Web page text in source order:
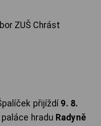
ZUŠ Chrást
přijíždí 9. 8.
hradu Radyně